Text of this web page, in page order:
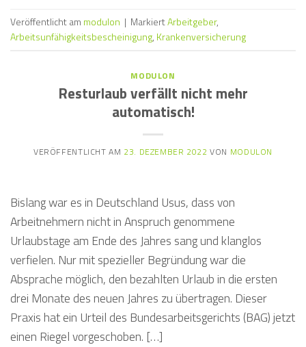
Veröffentlicht am modulon | MarkiertArbeitgeber,
Arbeitsunfähigkeitsbescheinigung, Krankenversicherung
MODULON
Resturlaub verfällt nicht mehr
automatisch!
VERÖFFENTLICHT AM 23. DEZEMBER 2022 VON MODULON
Bislang war es in Deutschland Usus, dass von
Arbeitnehmern nicht in Anspruch genommene
Urlaubstage am Ende des Jahres sang und klanglos
verfielen. Nur mit spezieller Begründung war die
Absprache möglich, den bezahlten Urlaub in die ersten
drei Monate des neuen Jahres zu übertragen. Dieser
Praxis hat ein Urteil des Bundesarbeitsgerichts (BAG) jetzt
einen Riegel vorgeschoben. […]